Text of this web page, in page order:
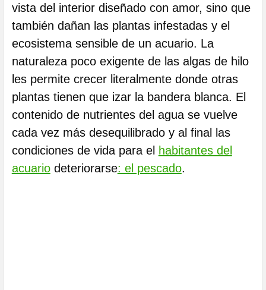
vista del interior diseñado con amor, sino que
también dañan las plantas infestadas y el
ecosistema sensible de un acuario. La
naturaleza poco exigente de las algas de hilo
les permite crecer literalmente donde otras
plantas tienen que izar la bandera blanca. El
contenido de nutrientes del agua se vuelve
cada vez más desequilibrado y al final las
condiciones de vida para el habitantes del
acuariodeteriorarse: el pescado.